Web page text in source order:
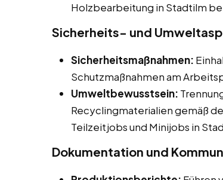
Holzbearbeitung in Stadtilm
Sicherheits- und
Sicherheitsmaßnahmen:
Schutzmaßnahmen am
Umweltbewusstsein:
Recyclingmaterialien gemäß
Teilzeitjobs und Minijobs in
Dokumentation und